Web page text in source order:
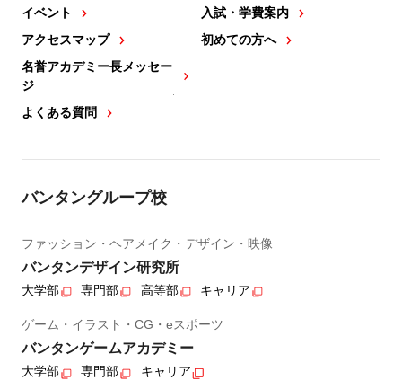
イベント
アクセスマップ
名誉アカデミー長メッセー
ジ
よくある質問
入試・学費案内
初めての方へ
バンタングループ校
ファッション・ヘアメイク・デザイン・映像
バンタンデザイン研究所
大学部 専門部 高等部 キャリア
ゲーム・イラスト・CG・eスポーツ
バンタンゲームアカデミー
大学部 専門部 キャリア